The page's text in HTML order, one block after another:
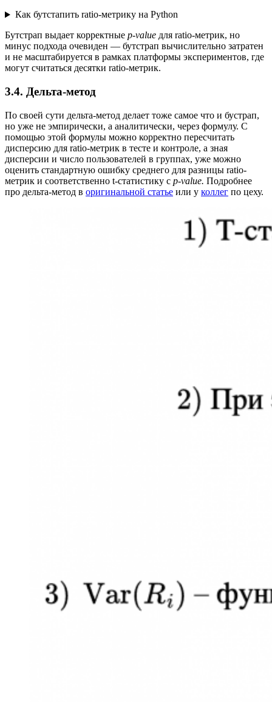
Как бутстапить ratio-метрику на Python
Бутстрап выдает корректные p-value для ratio-метрик, но
минус подхода очевиден — бутстрап вычислительно затратен
и не масштабируется в рамках платформы экспериментов, где
могут считаться десятки ratio-метрик.
3.4. Дельта-метод
По своей сути дельта-метод делает тоже самое что и бустрап,
но уже не эмпирически, а аналитически, через формулу. С
помощью этой формулы можно корректно пересчитать
дисперсию для ratio-метрик в тесте и контроле, а зная
дисперсии и число пользователей в группах, уже можно
оценить стандартную ошибку среднего для разницы ratio-
метрик и соответственно t-статистику с p-value. Подробнее
про дельта-метод в оригинальной статье или у коллег по цеху.